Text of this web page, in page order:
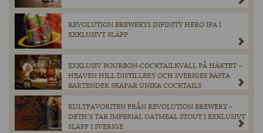
REVOLUTION BREWERYS INFINITY HERO IPA I
EXKLUSIVT SLÄPP.
EXKLUSIV BOURBON-COCKTAILKVÄLL PÅ HÄKTET –
HEAVEN HILL DISTILLERY OCH SVERIGES BÄSTA
BARTENDER SKAPAR UNIKA COCKTAILS
KULTFAVORITEN FRÅN REVOLUTION BREWERY –
DETH’S TAR IMPERIAL OATMEAL STOUT I EXKLUSIVT
SLÄPP I SVERIGE